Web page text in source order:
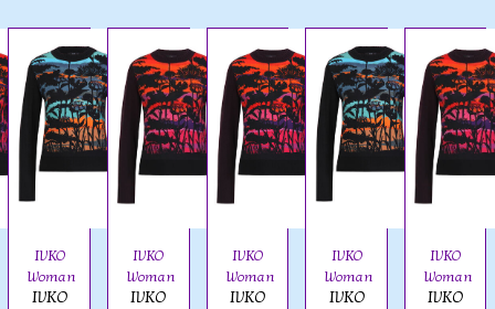
IVKO
Woman
IVKO
IVKO
Woman
IVKO
IVKO
Woman
IVKO
IVKO
Woman
IVKO
IVKO
Woman
IVKO